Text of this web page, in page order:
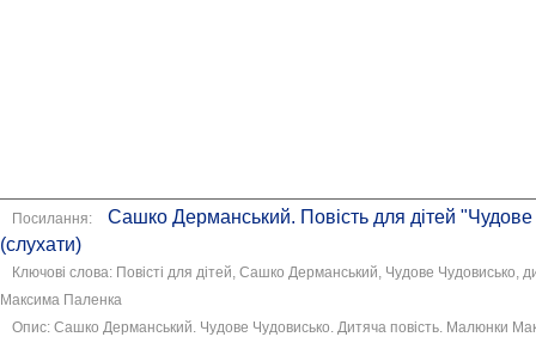
Посилання:
Сашко Дерманський. Повість для дітей
(слухати)
Ключові слова: Повісті для дітей, Сашко Дерманський, Чудове Чудовисько,
Максима Паленка
Опис: Сашко Дерманський. Чудове Чудовисько. Дитяча повість. Малюнки